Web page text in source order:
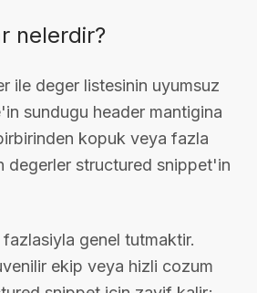
nelerdir?
ile deger listesinin uyumsuz
sundugu header mantigina
kopuk veya fazla
degerler structured snippet'in
genel tutmaktir.
ekip veya hizli cozum